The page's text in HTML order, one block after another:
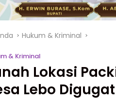
Hukum & Kriminal
& Kriminal
Lokasi
Lebo Digugat